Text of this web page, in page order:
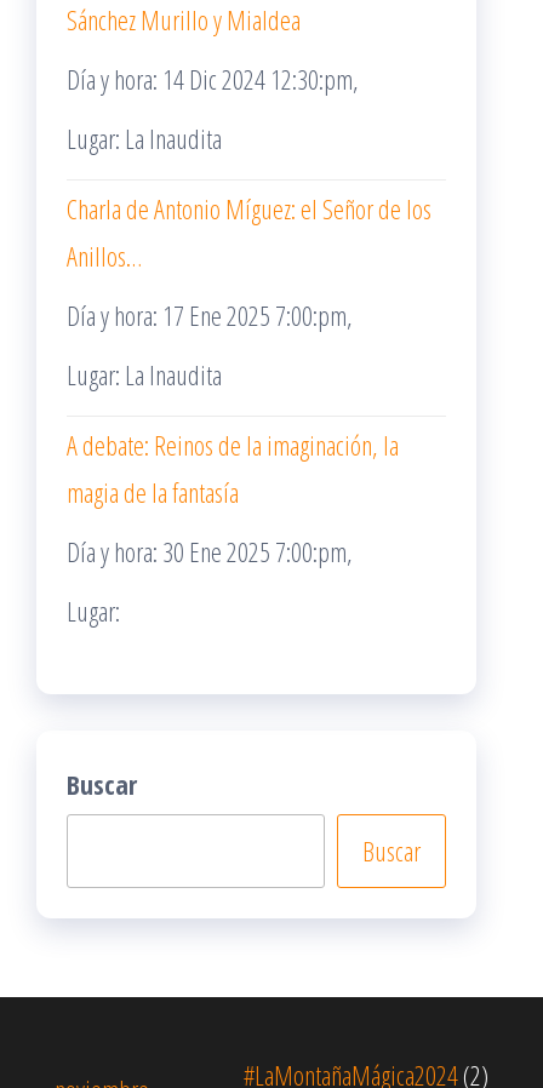
Sánchez Murillo y Mialdea
Día y hora: 14 Dic 2024 12:30:pm,
Lugar: La Inaudita
Charla de Antonio Míguez: el Señor de los
Anillos…
Día y hora: 17 Ene 2025 7:00:pm,
Lugar: La Inaudita
A debate: Reinos de la imaginación, la
magia de la fantasía
Día y hora: 30 Ene 2025 7:00:pm,
Lugar:
Buscar
Buscar
#LaMontañaMágica2024(2)